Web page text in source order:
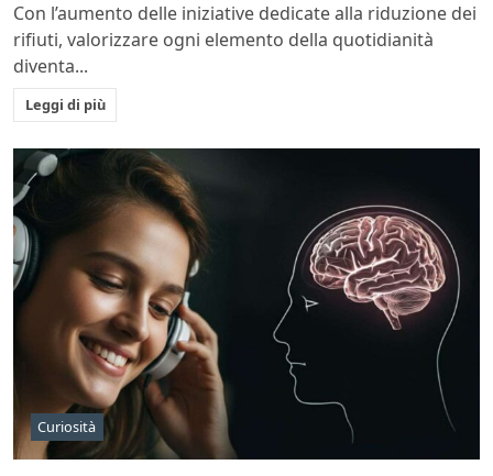
Con l’aumento delle iniziative dedicate alla riduzione dei
rifiuti, valorizzare ogni elemento della quotidianità
diventa...
Leggi di più
Curiosità